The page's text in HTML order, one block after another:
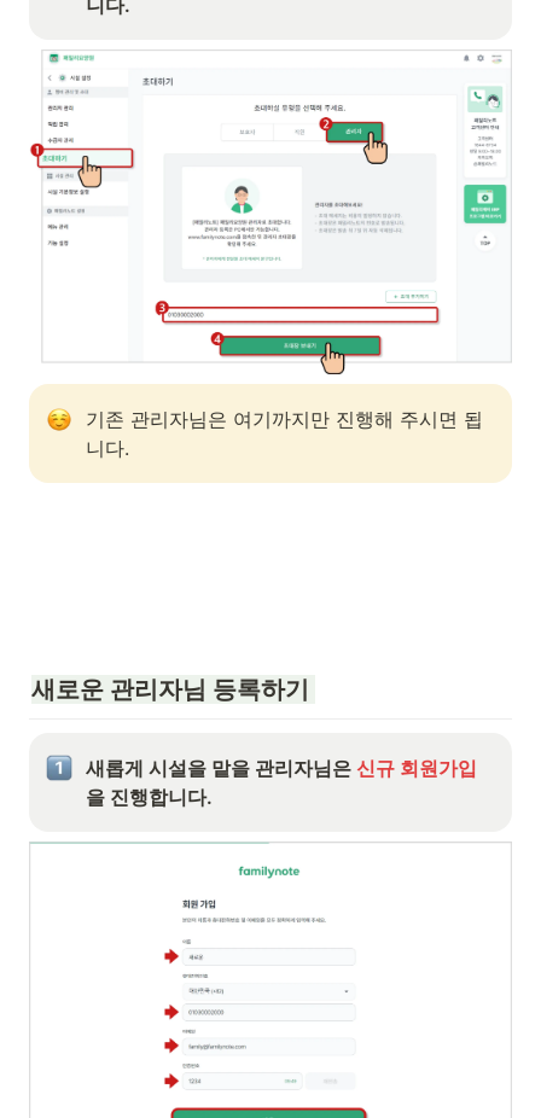
기존 관리자님은 여기까지만 진행해 주시면 됩
니다.
새로운 관리자님 등록하기
새롭게 시설을 맡을 관리자님은 신규 회원가입
을 진행합니다.